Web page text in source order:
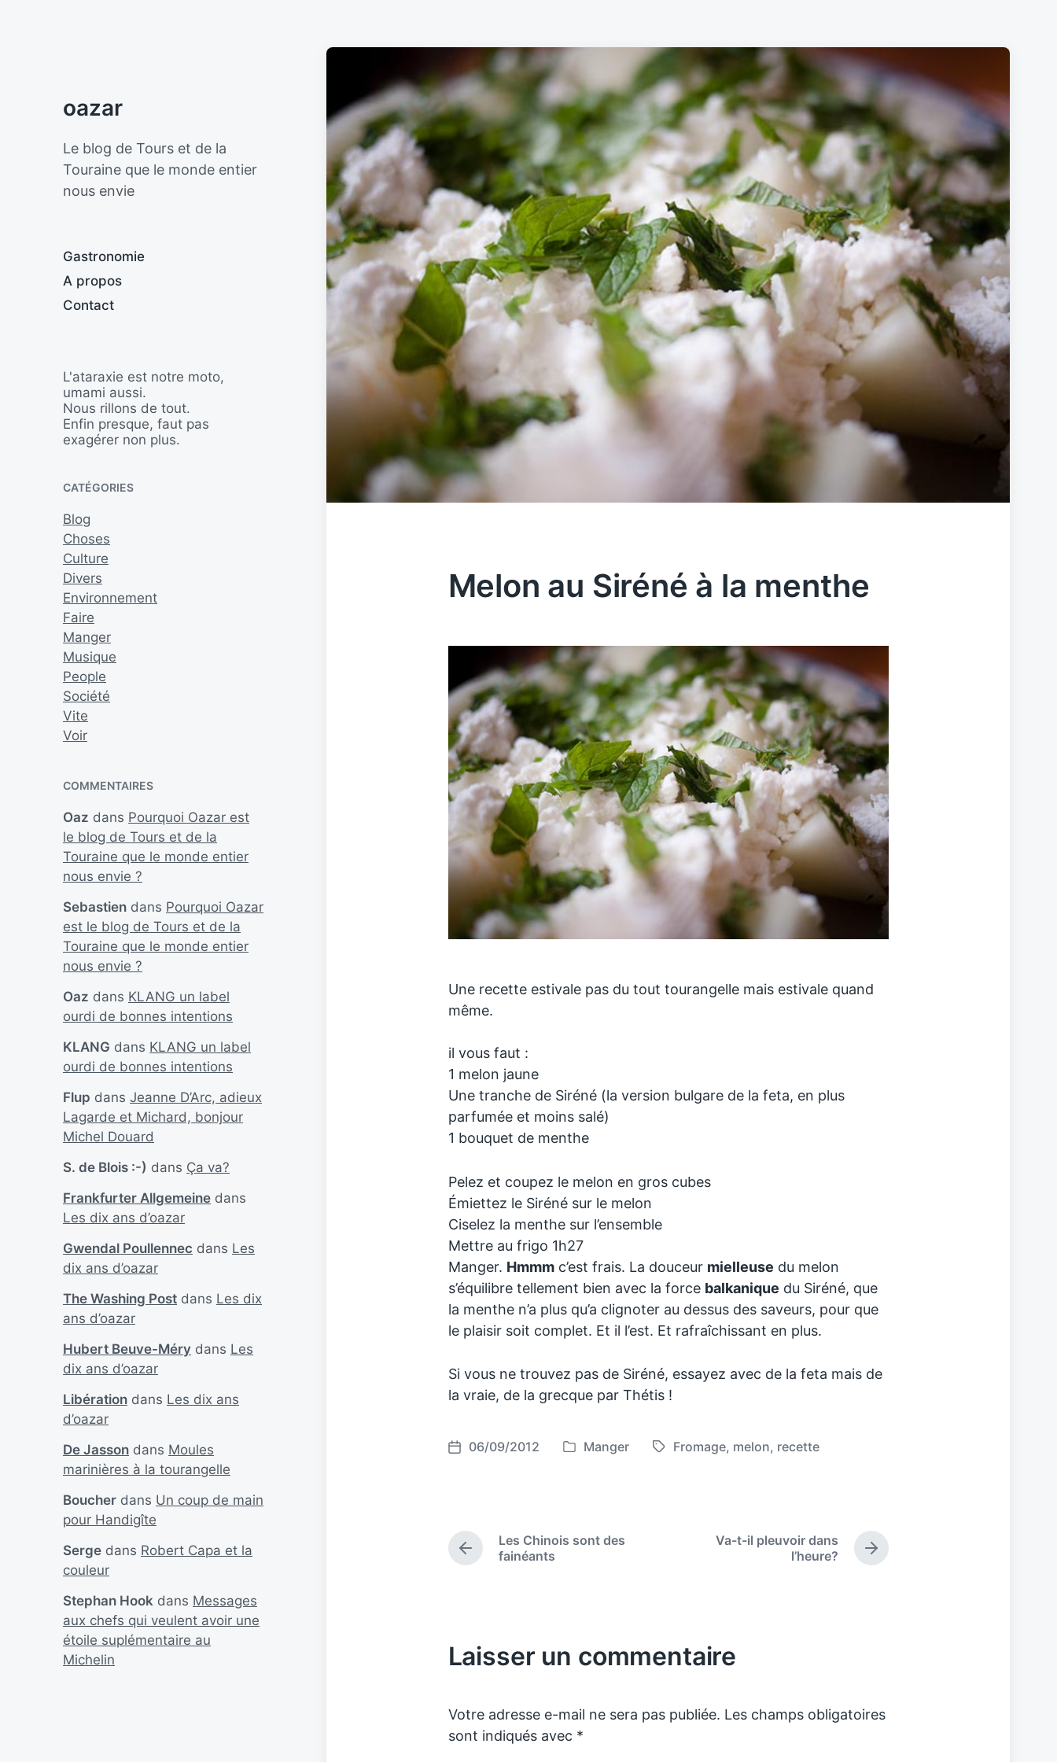
oazar
Le blog de Tours et de la
Touraine que le monde entier
nous envie
Gastronomie
A propos
Contact
L'ataraxie est notre moto,
umami aussi.
Nous rillons de tout.
Enfin presque, faut pas
exagérer non plus.
CATÉGORIES
Blog
Choses
Culture
Divers
Environnement
Faire
Manger
Musique
People
Société
Vite
Voir
COMMENTAIRES
Oaz dans Pourquoi Oazar est
le blog de Tours et de la
Touraine que le monde entier
nous envie ?
Sebastien dans Pourquoi Oazar
est le blog de Tours et de la
Touraine que le monde entier
nous envie ?
Oaz dans KLANG un label
ourdi de bonnes intentions
KLANG dans KLANG un label
ourdi de bonnes intentions
Flup dans Jeanne D’Arc, adieux
Lagarde et Michard, bonjour
Michel Douard
S. de Blois :-) dans Ça va?
Frankfurter Allgemeine dans
Les dix ans d’oazar
Gwendal Poullennec dans Les
dix ans d’oazar
The Washing Post dans Les dix
ans d’oazar
Hubert Beuve-Méry dans Les
dix ans d’oazar
Libération dans Les dix ans
d’oazar
De Jasson dans Moules
marinières à la tourangelle
Boucher dans Un coup de main
pour Handigîte
Serge dans Robert Capa et la
couleur
Stephan Hook dans Messages
aux chefs qui veulent avoir une
étoile suplémentaire au
Michelin
Melon au Siréné à la menthe
Une recette estivale pas du tout tourangelle mais estivale quand
même.
il vous faut :
1 melon jaune
Une tranche de Siréné (la version bulgare de la feta, en plus
parfumée et moins salé)
1 bouquet de menthe
Pelez et coupez le melon en gros cubes
Émiettez le Siréné sur le melon
Ciselez la menthe sur l’ensemble
Mettre au frigo 1h27
Manger. Hmmmc’est frais. La douceur mielleuse du melon
s’équilibre tellement bien avec la force balkanique du Siréné, que
la menthe n’a plus qu’a clignoter au dessus des saveurs, pour que
le plaisir soit complet. Et il l’est. Et rafraîchissant en plus.
Si vous ne trouvez pas de Siréné, essayez avec de la feta mais de
la vraie, de la grecque par Thétis !
P
d
a
06/09/2012
P
d
Manger
T
Fromage, melon, recette
P
r
u
s
s
:
Les Chinois sont des
fainéants
N
e
Va-t-il pleuvoir dans
l’heure?
Laisser un commentaire
Votre adresse e-mail ne sera pas publiée. Les champs obligatoires
sont indiqués avec *